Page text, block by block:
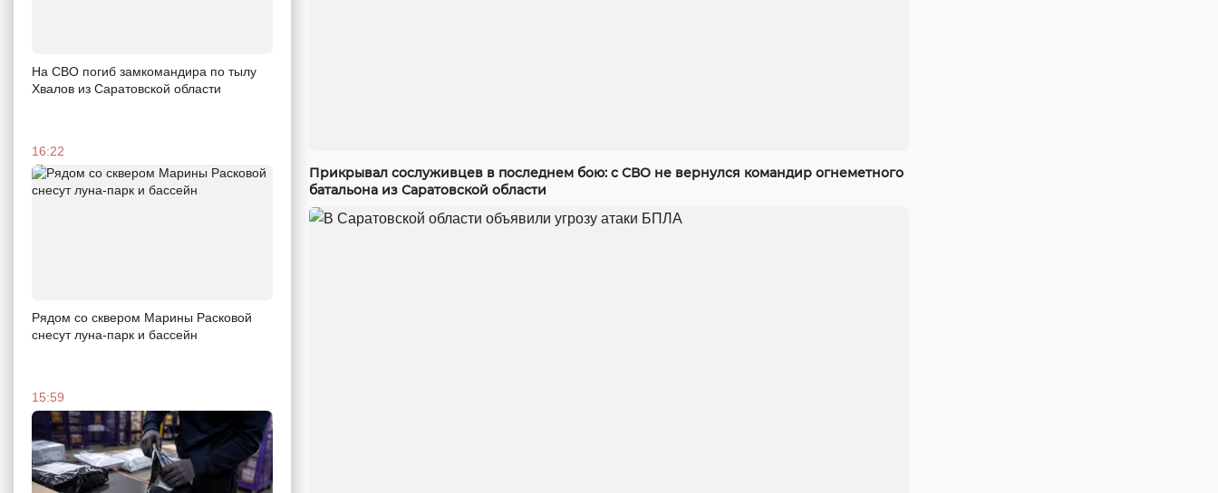
На СВО погиб замкомандира по тылу
Хвалов из Саратовской области
16:22
Рядом со сквером Марины Расковой
снесут луна-парк и бассейн
15:59
Прикрывал сослуживцев в последнем бою: с СВО не вернулся командир огнеметного
батальона из Саратовской области